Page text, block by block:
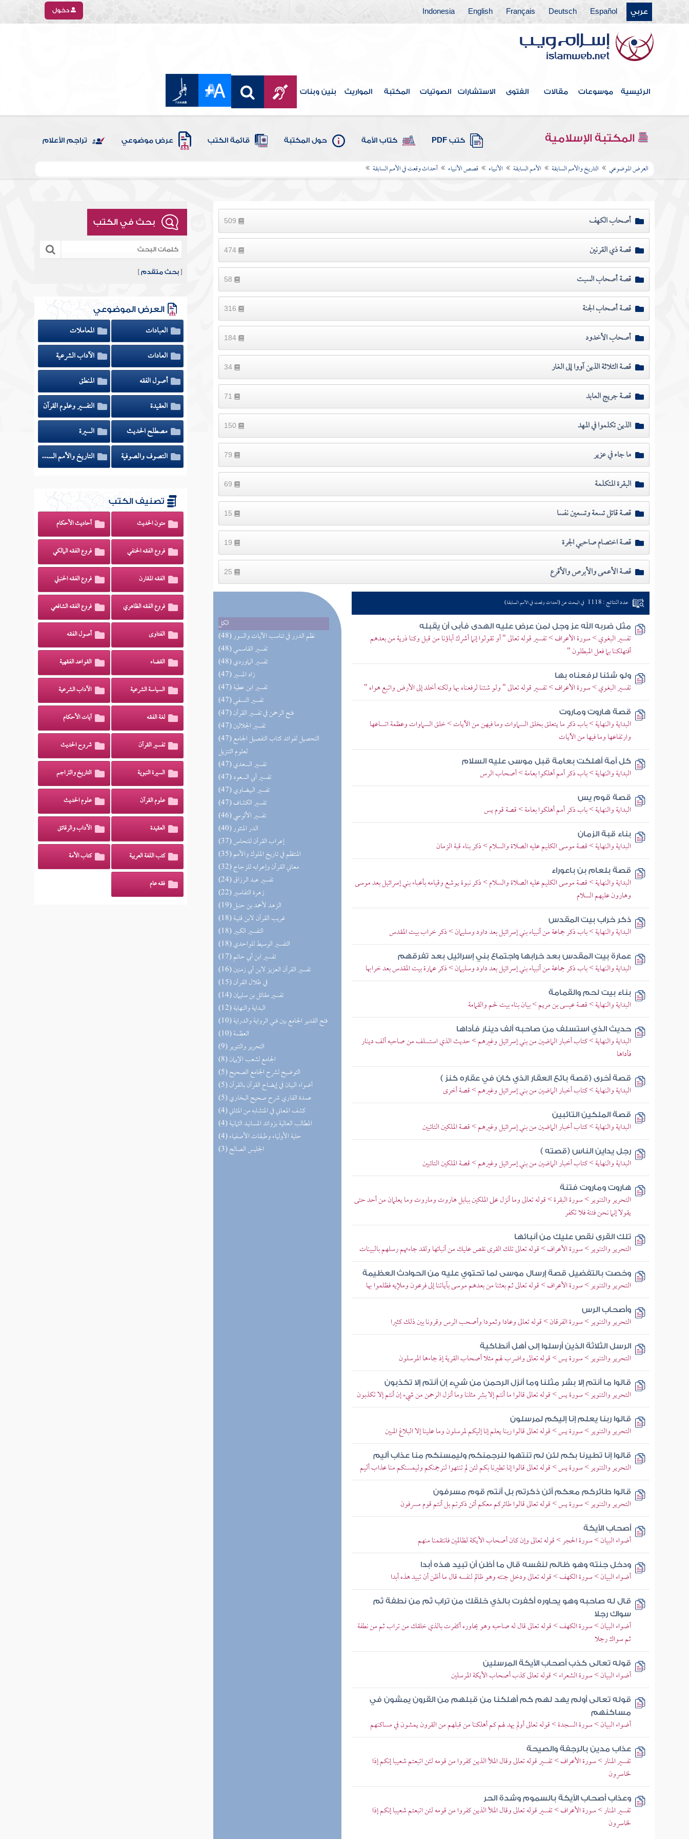
عربي Español
Deutsch
Français
English
Indonesia دخول
الرئيسية موسوعات مقالات الفتوى الاستشارات الصوتيات المكتبة المواريث بنين وبنات
المكتبة الإسلامية كتب PDF كتاب الأمة حول المكتبة قائمة الكتب عرض موضوعي تراجم الأعلام
العرض الموضوعي التاريخ والأمم السابقة الأمم السابقة الأنبياء قصص الأنبياء أحداث وقعت في الأمم السابقة
أصحاب الكهف
قصة ذي القرنين 474
قصة أصحاب السبت
قصة أصحاب الجنة
أصحاب الأخدود 184
قصة الثلاثة الذين آووا إلى الغار 34
قصة جريج العابد
الذين تكلموا في المهد
ما جاء في عزير
البقرة المتكلمة
قصة قاتل تسعة وتسعين نفسا
قصة اختصام صاحبي الجرة
قصة الأعمى والأبرص والأقرع
الكل
(48) نظم الدرر في تناسب الآيات والسور
(48) تفسير القاسمي
(48) تفسير الماوردي
(47) زاد المسير
(47) تفسير ابن عطية
(47) تفسير النسفي
(47) فتح الرحمن في تفسير القرآن
(47) تفسير الجلالين
(47) التحصيل لفوائد كتاب التفصيل الجامع
لعلوم التنزيل
(47) تفسير السعدي
(47) تفسير أبي السعود
(47) تفسير البيضاوي
(47) تفسير الكشاف
(46) تفسير الألوسي
(40) الدر المنثور
(37) إعراب القرآن للنحاس
(35) المنتظم في تاريخ الملوك والأمم
(32) معاني القرآن وإعرابه للزجاج
(24) تفسير عبد الرزاق
(22) زهرة التفاسير
(19) الزهد لأحمد بن حنبل
(18) غريب القرآن لابن قتيبة
(18) التفسير الكبير
(18) التفسير الوسيط للواحدي
(17) تفسير ابن أبي حاتم
(16) تفسير القرآن العزيز لابن أبي زمنين
(15) في ظلال القرآن
(14) تفسير مقاتل بن سليمان
(12) البداية والنهاية
(10) فتح القدير الجامع بين فني الرواية والدراية
(10) العظمة
(9) التحرير والتنوير
(8) الجامع لشعب الإيمان
(5) التوضيح لشرح الجامع الصحيح
(5) أضواء البيان في إيضاح القرآن بالقرآن
(5) عمدة القاري شرح صحيح البخاري
(4) كشف المعاني في المتشابه من المثاني
(4) المطالب العالية بزوائد المسانيد الثمانية
(4) حلية الأولياء وطبقات الأصفياء
(3) الجليس الصالح
عدد النتائج : 1118 في البحث عن (أحداث وقعت في الأمم السابقة)
مثل ضربه الله عز وجل لمن عرض عليه الهدى فأبى أن يقبله
تفسير البغوي > سورة الأعراف > تفسير قوله تعالى " أو تقولوا إنما أشرك آباؤنا من قبل وكنا ذرية من بعدهم
أفتهلكنا بما فعل المبطلون "
ولو شئنا لرفعناه بها
تفسير البغوي > سورة الأعراف > تفسير قوله تعالى " ولو شئنا لرفعناه بها ولكنه أخلد إلى الأرض واتبع هواه "
قصة هاروت وماروت
البداية والنهاية > باب ذكر ما يتعلق بخلق السماوات وما فيهن من الآيات > خلق السماوات وعظمة اتساعها
وارتفاعها وما فيها من الآيات
كل أمة أهلكت بعامة قبل موسى عليه السلام
البداية والنهاية > باب ذكر أمم أهلكوا بعامة > أصحاب الرس
قصة قوم يس
البداية والنهاية > باب ذكر أمم أهلكوا بعامة > قصة قوم يس
بناء قبة الزمان
البداية والنهاية > قصة موسى الكليم عليه الصلاة والسلام > ذكر بناء قبة الزمان
قصة بلعام بن باعوراء
البداية والنهاية > قصة موسى الكليم عليه الصلاة والسلام > ذكر نبوة يوشع وقيامه بأعباء بني إسرائيل بعد موسى
وهارون عليهم السلام
ذكر خراب بيت المقدس
البداية والنهاية > باب ذكر جماعة من أنبياء بني إسرائيل بعد داود وسليمان > ذكر خراب بيت المقدس
عمارة بيت المقدس بعد خرابها واجتماع بني إسرائيل بعد تفرقهم
البداية والنهاية > باب ذكر جماعة من أنبياء بني إسرائيل بعد داود وسليمان > ذكر عمارة بيت المقدس بعد خرابها
بناء بيت لحم والقمامة
البداية والنهاية > قصة عيسى بن مريم > بيان بناء بيت لحم والقمامة
حديث الذي استسلف من صاحبه ألف دينار فأداها
البداية والنهاية > كتاب أخبار الماضين من بني إسرائيل وغيرهم > حديث الذي استسلف من صاحبه ألف دينار
فأداها
قصة أخرى (قصة بائع العقار الذي كان في عقاره كنز )
البداية والنهاية > كتاب أخبار الماضين من بني إسرائيل وغيرهم > قصة أخرى
قصة الملكين التائبين
البداية والنهاية > كتاب أخبار الماضين من بني إسرائيل وغيرهم > قصة الملكين التائبين
رجل يداين الناس (قصته )
البداية والنهاية > كتاب أخبار الماضين من بني إسرائيل وغيرهم > قصة الملكين التائبين
هاروت وماروت فتنة
التحرير والتنوير > سورة البقرة > قوله تعالى وما أنزل على الملكين ببابل هاروت وماروت وما يعلمان من أحد حتى
يقولا إنما نحن فتنة فلا تكفر
تلك القرى نقص عليك من أنبائها
التحرير والتنوير > سورة الأعراف > قوله تعالى تلك القرى نقص عليك من أنبائها ولقد جاءتهم رسلهم بالبينات
وخصت بالتفضيل قصة إرسال موسى لما تحتوي عليه من الحوادث العظيمة
التحرير والتنوير > سورة الأعراف > قوله تعالى ثم بعثنا من بعدهم موسى بآياتنا إلى فرعون وملإيه فظلموا بها
وأصحاب الرس
التحرير والتنوير > سورة الفرقان > قوله تعالى وعادا وثمودا وأصحب الرس وقرونا بين ذلك كثيرا
الرسل الثلاثة الذين أرسلوا إلى أهل أنطاكية
التحرير والتنوير > سورة يس > قوله تعالى واضرب لهم مثلا أصحاب القرية إذ جاءها المرسلون
قالوا ما أنتم إلا بشر مثلنا وما أنزل الرحمن من شيء إن أنتم إلا تكذبون
التحرير والتنوير > سورة يس > قوله تعالى قالوا ما أنتم إلا بشر مثلنا وما أنزل الرحمن من شيء إن أنتم إلا تكذبون
قالوا ربنا يعلم إنا إليكم لمرسلون
التحرير والتنوير > سورة يس > قوله تعالى قالوا ربنا يعلم إنا إليكم لمرسلون وما علينا إلا البلاغ المبين
قالوا إنا تطيرنا بكم لئن لم تنتهوا لنرجمنكم وليمسنكم منا عذاب أليم
التحرير والتنوير > سورة يس > قوله تعالى قالوا إنا تطيرنا بكم لئن لم تنتهوا لنرجمنكم وليمسنكم منا عذاب أليم
قالوا طائركم معكم أئن ذكرتم بل أنتم قوم مسرفون
التحرير والتنوير > سورة يس > قوله تعالى قالوا طائركم معكم أئن ذكرتم بل أنتم قوم مسرفون
أصحاب الأيكة
أضواء البيان > سورة الحجر > قوله تعالى وإن كان أصحاب الأيكة لظالمين فانتقمنا منهم
ودخل جنته وهو ظالم لنفسه قال ما أظن أن تبيد هذه أبدا
أضواء البيان > سورة الكهف > قوله تعالى ودخل جنته وهو ظالم لنفسه قال ما أظن أن تبيد هذه أبدا
قال له صاحبه وهو يحاوره أكفرت بالذي خلقك من تراب ثم من نطفة ثم
سواك رجلا
أضواء البيان > سورة الكهف > قوله تعالى قال له صاحبه وهو يحاوره أكفرت بالذي خلقك من تراب ثم من نطفة
ثم سواك رجلا
قوله تعالى كذب أصحاب الأيكة المرسلين
أضواء البيان > سورة الشعراء > قوله تعالى كذب أصحاب الأيكة المرسلين
قوله تعالى أولم يهد لهم كم أهلكنا من قبلهم من القرون يمشون في
مساكنهم
أضواء البيان > سورة السجدة > قوله تعالى أولم يهد لهم كم أهلكنا من قبلهم من القرون يمشون في مساكنهم
عذاب مدين بالرجفة والصيحة
تفسير المنار > سورة الأعراف > تفسير قوله تعالى وقال الملأ الذين كفروا من قومه لئن اتبعتم شعيبا إنكم إذا
لخاسرون
وعذاب أصحاب الأيكة بالسموم وشدة الحر
تفسير المنار > سورة الأعراف > تفسير قوله تعالى وقال الملأ الذين كفروا من قومه لئن اتبعتم شعيبا إنكم إذا
لخاسرون
بحث في الكتب
[بحث متقدم ]
العرض الموضوعي
العبادات
المعاملات
العادات
الآداب الشرعية
أصول الفقه
المنطق
العقيدة
التفسير وعلوم القرآن
مصطلح الحديث
السيرة
التصوف والصوفية
التاريخ والأمم السابقة
تصنيف الكتب
متون الحديث أحاديث الأحكام
فروع الفقه الحنفي فروع الفقه المالكي
الفقه المقارن فروع الفقه الحنبلي
فروع الفقه الظاهري فروع الفقه الشافعي
الفتاوى أصول الفقه
القضاء القواعد الفقهية
السياسة الشرعية الآداب الشرعية
لغة الفقه آيات الأحكام
تفسير القرآن شروح الحديث
السيرة النبوية التاريخ والتراجم
علوم القرآن علوم الحديث
العقيدة الآداب والرقائق
كتب اللغة العربية كتاب الأمة
فقه عام